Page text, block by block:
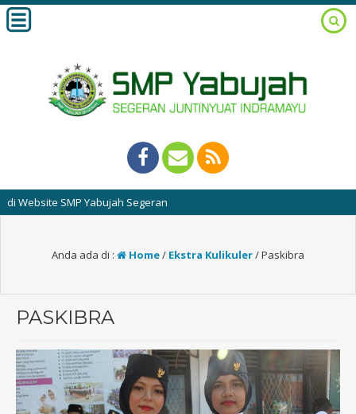
SMP Yabujah Segeran
Anda ada di : Home/ Ekstra Kulikuler/Paskibra
PASKIBRA